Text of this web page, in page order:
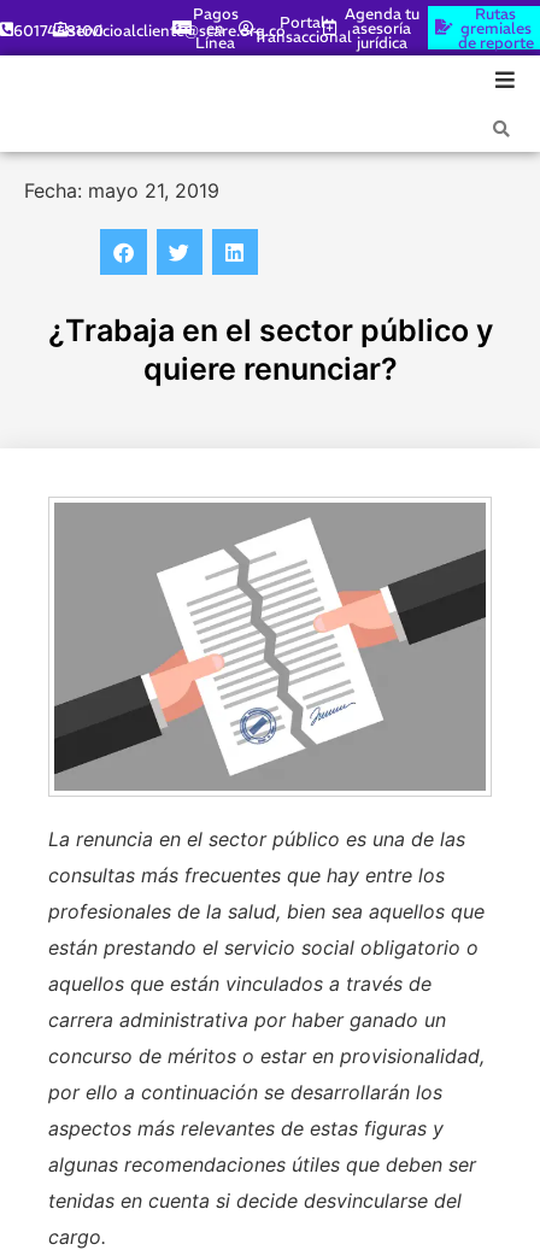
6017448100servicioalcliente@scare.org.co
Pagos
en
Línea
Portal
Transaccional
Agenda tu
asesoría
jurídica
Rutas
gremiales
de reporte
Fecha: mayo 21, 2019
¿Trabaja en el sector público y
quiere renunciar?
La renuncia en el sector público es una de las
consultas más frecuentes que hay entre los
profesionales de la salud, bien sea aquellos que
están prestando el servicio social obligatorio o
aquellos que están vinculados a través de
carrera administrativa por haber ganado un
concurso de méritos o estar en provisionalidad,
por ello a continuación se desarrollarán los
aspectos más relevantes de estas figuras y
algunas recomendaciones útiles que deben ser
tenidas en cuenta si decide desvincularse del
cargo.